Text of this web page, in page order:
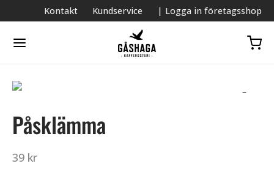
Kontakt Kundservice | Logga in företagsshop
Påsklämma
39 kr